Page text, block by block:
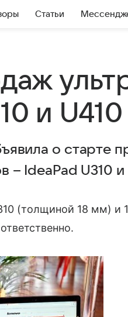
Статьи
и U410
о старте
– IdeaPad U310 и
(толщиной 18 мм) и